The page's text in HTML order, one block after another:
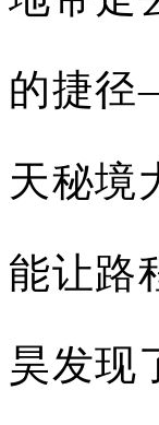
的捷径
天秘境
能让路
昊发现